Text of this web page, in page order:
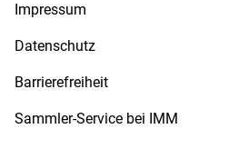
Impressum
Datenschutz
Barrierefreiheit
Sammler-Service bei IMM